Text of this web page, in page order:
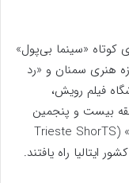
کوتاه «سینما بی‌پول»
هنری سمنان و «رد
فیلم رویش،
بیست و پنجمین
دوره جشنواره بین المللی فیلم کوتاه «تریست» (Trieste ShorTS